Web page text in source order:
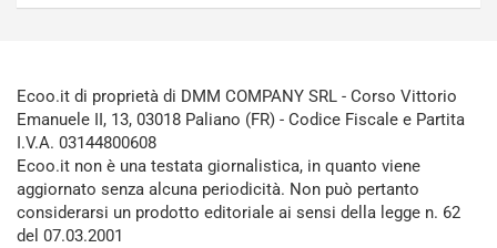
Ecoo.it di proprietà di DMM COMPANY SRL - Corso Vittorio
Emanuele II, 13, 03018 Paliano (FR) - Codice Fiscale e Partita
I.V.A. 03144800608
Ecoo.it non è una testata giornalistica, in quanto viene
aggiornato senza alcuna periodicità. Non può pertanto
considerarsi un prodotto editoriale ai sensi della legge n. 62
del 07.03.2001